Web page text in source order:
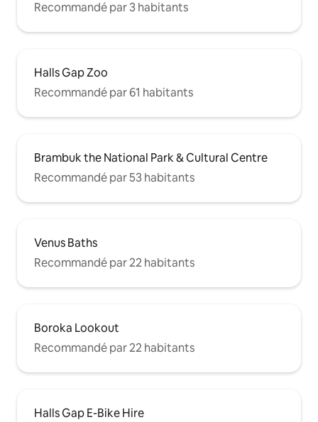
Recommandé par 3 habitants
Halls Gap Zoo
Recommandé par 61 habitants
Brambuk the National Park & Cultural Centre
Recommandé par 53 habitants
Venus Baths
Recommandé par 22 habitants
Boroka Lookout
Recommandé par 22 habitants
Halls Gap E-Bike Hire